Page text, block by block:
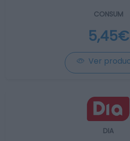
CONSUM
5,45€
Ver
DIA